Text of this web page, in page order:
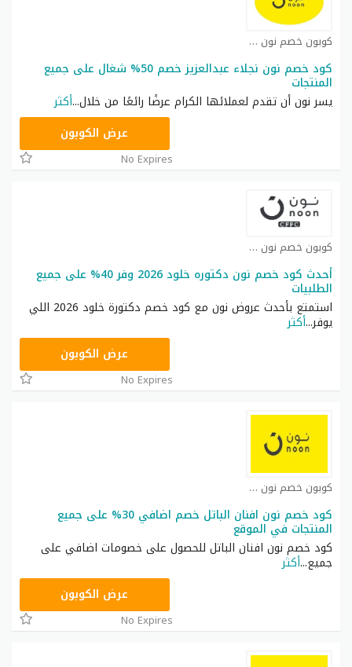
كوبون خصم نون كوبون
كود خصم نون نجلاء عبدالعزيز خصم 50% شغال على جميع
المنتجات
يسر نون أن تقدم لعملائها الكرام عرضًا رائعًا من خلال...أكثر
RRF24عرض الكوبون
No Expires
كوبون خصم نون كوبون
أحدث كود خصم نون دكتوره خلود 2026 وفر 40% على جميع
الطلبيات
استمتع بأحدث عروض نون مع كود خصم دكتورة خلود 2026 اللي
يوفر...أكثر
RRF24عرض الكوبون
No Expires
كوبون خصم نون مصر كوبون
كود خصم نون افنان الباتل خصم اضافي 30% على جميع
المنتجات في الموقع
كود خصم نون افنان الباتل للحصول على خصومات اضافي على
جميع...أكثر
RRF24عرض الكوبون
No Expires